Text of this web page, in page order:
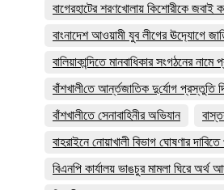
বাগেরহাটের শরণখোলায় কিশোরীকে জবাই
বাংনাদেশ আওয়ামী যুব লীগের ঊদ‍্যোগে
বালিয়াকান্দিতে মানবাধিকার সংগঠনের নামে
বাঁশখালী‌তে আর্ন্তজা‌তিক দু‌র্যোগ প্রস্তু‌তি
বাঁশখালীতে সেনাবাহিনীর অভিযান
বাহরাইনে নোয়াখালী বিভাগ ঘোষণার
বিএনপি কার্যালয় ভাঙচুর মামলা ঘিরে অর্থ